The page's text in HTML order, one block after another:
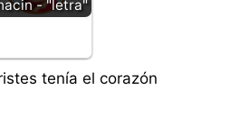
- "letra"
tenía el corazón